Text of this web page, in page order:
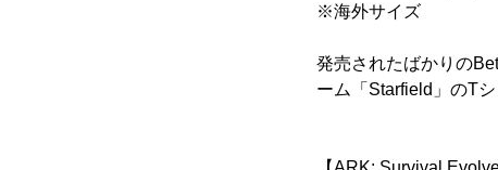
※海外サイズ
発売されたばかりの
ーム「Starfield」のT